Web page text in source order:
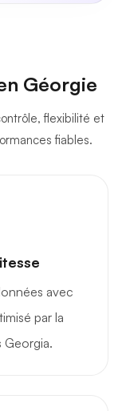
Géorgie
flexibilité et
fiables.
avec
par la